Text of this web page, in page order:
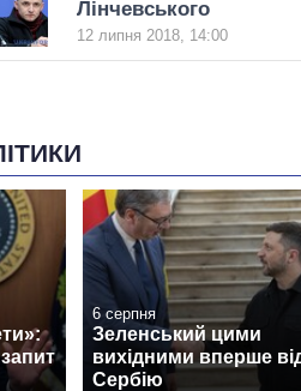
Лінчевського
12 липня 2018, 14:00
6 серпня
Зеленський цими
вихідними вперше
Сербію